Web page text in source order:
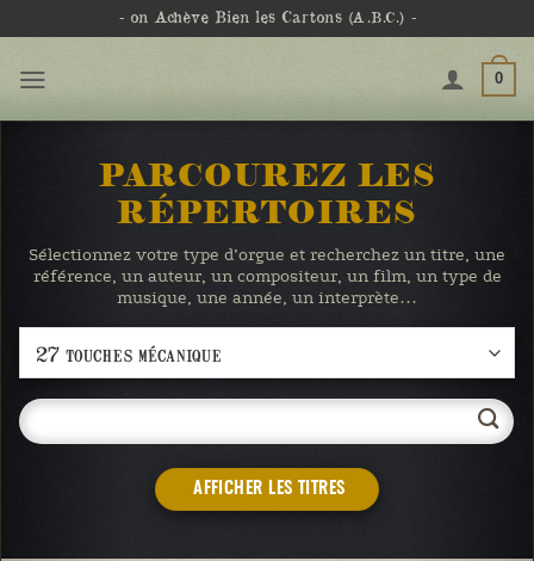
- on Achève Bien les Cartons (A.B.C.) -
0
PARCOUREZ LES
RÉPERTOIRES
Sélectionnez votre type d’orgue et recherchez un titre, une
référence, un auteur, un compositeur, un film, un type de
musique, une année, un interprète…
AFFICHER LES TITRES